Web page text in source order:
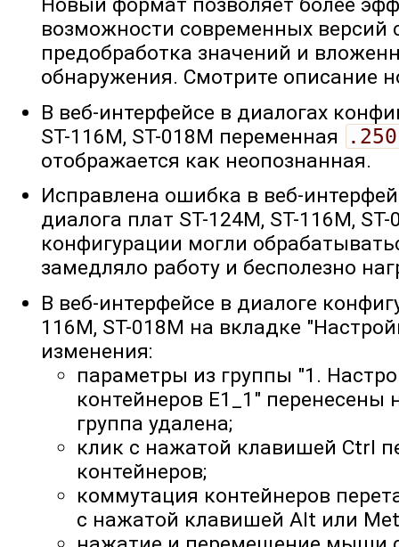
возможности современных версий
предобработка значений и
обнаружения. Смотрите описание
В веб-интерфейсе в диалогах
ST-116M, ST-018M переменная
отображается как неопознанная.
Исправлена ошибка в веб-
диалога плат ST-124M, ST-116M,
конфигурации могли
замедляло работу и бесполезно
В веб-интерфейсе в диалоге
116M, ST-018M на вкладке
изменения:
параметры из группы "1.
контейнеров E1_1"
группа удалена;
клик с нажатой клавишей Ctrl
контейнеров;
коммутация контейнеров
с нажатой клавишей Alt или